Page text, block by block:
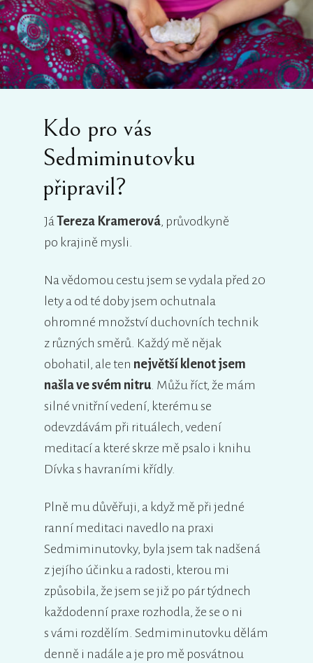
Kdo pro vás
Sedmiminutovku
připravil?
JáTereza Kramerová, průvodkyně
po krajině mysli.
Na vědomou cestu jsem se vydala před 20
lety a od té doby jsem ochutnala
ohromné množství duchovních technik
z různých směrů. Každý mě nějak
obohatil, ale ten největší klenot jsem
našla ve svém nitru. Můžu říct, že mám
silné vnitřní vedení, kterému se
odevzdávám při rituálech, vedení
meditací a které skrze mě psalo i knihu
Dívka s havraními křídly.
Plně mu důvěřuji, a když mě při jedné
ranní meditaci navedlo na praxi
Sedmiminutovky, byla jsem tak nadšená
z jejího účinku a radosti, kterou mi
způsobila, že jsem se již po pár týdnech
každodenní praxe rozhodla, že se o ni
s vámi rozdělím. Sedmiminutovku dělám
denně i nadále a je pro mě posvátnou